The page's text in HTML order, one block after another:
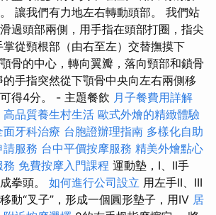
讓我們有力地左右轉動頭部。 我們站
過頭部兩側，用手指在頭部打圈，指尖
從頸根部（由右至左）交替撫摸下
骨的中心，轉向翼瓣，落向頸部和鎖骨
手指突然從下顎骨中央向左右兩側移
得4分。 - 主題餐飲 月子餐費用詳解
高品質養生村生活 歐式外燴的精緻體驗
面牙科治療 台胞證辦理指南 多樣化自助
請服務 台中平價按摩服務 精美外燴點心
務 免費按摩入門課程 運動墊，I、II手
拳頭。 如何進行公司設立 用左手II、III
動“叉子”，形成一個圓形墊子，用IV 居